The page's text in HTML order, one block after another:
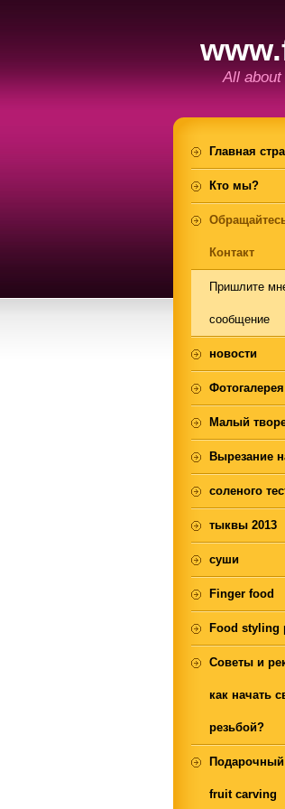
All
Главная
Кто мы?
Контакт
Пришлите
сообщение
новости
Фотогалерея
Малый
Вырезание
соленого
тыквы 2013
суши
Finger food
Food styling
Советы и
как начать
резьбой?
fruit carving